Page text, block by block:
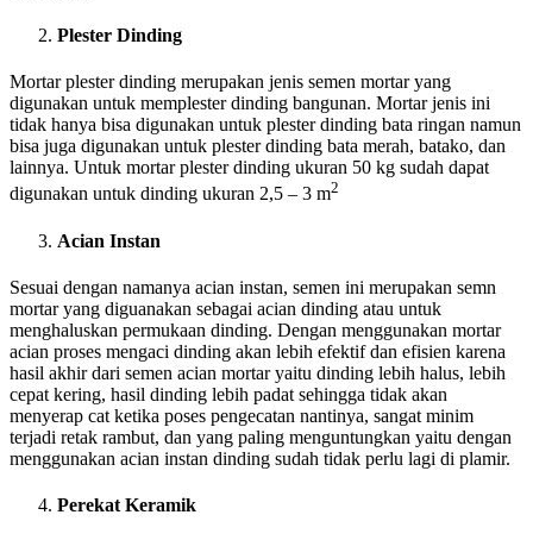
Plester Dinding
Mortar plester dinding merupakan jenis semen mortar yang
digunakan untuk memplester dinding bangunan. Mortar jenis ini
tidak hanya bisa digunakan untuk plester dinding bata ringan namun
bisa juga digunakan untuk plester dinding bata merah, batako, dan
lainnya. Untuk mortar plester dinding ukuran 50 kg sudah dapat
digunakan untuk dinding ukuran 2,5 – 3 m2
Acian Instan
Sesuai dengan namanya acian instan, semen ini merupakan semn
mortar yang diguanakan sebagai acian dinding atau untuk
menghaluskan permukaan dinding. Dengan menggunakan mortar
acian proses mengaci dinding akan lebih efektif dan efisien karena
hasil akhir dari semen acian mortar yaitu dinding lebih halus, lebih
cepat kering, hasil dinding lebih padat sehingga tidak akan
menyerap cat ketika poses pengecatan nantinya, sangat minim
terjadi retak rambut, dan yang paling menguntungkan yaitu dengan
menggunakan acian instan dinding sudah tidak perlu lagi di plamir.
Perekat Keramik